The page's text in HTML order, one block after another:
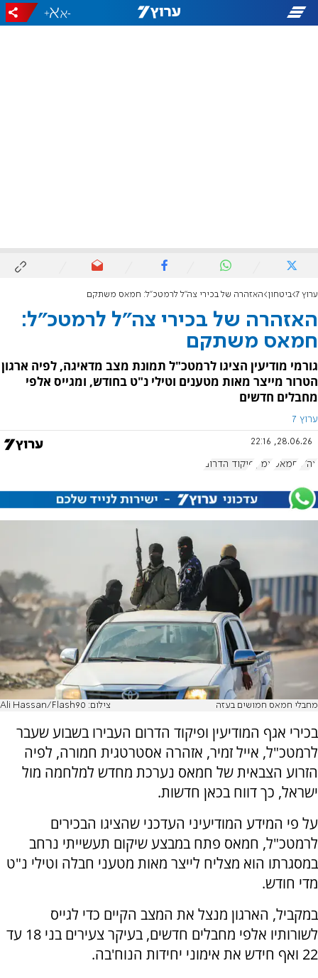
-
+
ערוץ 7 ביטחון האזהרה של בכירי צה"ל לרמטכ"ל: חמאס משתקם
האזהרה של בכירי צה"ל לרמטכ"ל:
חמאס משתקם
גורמי מודיעין הציגו לרמטכ"ל תמונת מצב מדאיגה, לפיה ארגון
הטרור מייצר מאות מטענים וטילי נ"ט בחודש, ומגייס אלפי
מחבלים חדשים
ערוץ 7
28.06.26, 22:16
צה"ל חמאס אמ"ן פיקוד הדרום
מחבלי חמאס חמושים בעזה צילום: Ali Hassan/Flash90
בכירי אגף המודיעין ופיקוד הדרום העבירו בשבוע שעבר
לרמטכ"ל, אייל זמיר, אזהרה אסטרטגית חמורה, לפיה
הזרוע הצבאית של חמאס נערכת מחדש למלחמה מול
ישראל, כך דווח בכאן חדשות.
על פי המידע המודיעיני העדכני שהציגו הבכירים
לרמטכ"ל, חמאס פתח במבצע שיקום תעשייתי נרחב
במסגרתו הוא מצליח לייצר מאות מטעני חבלה וטילי נ"ט
מדי חודש.
במקביל, הארגון מנצל את המצב הקיים כדי לגייס
לשורותיו אלפי מחבלים חדשים, בעיקר צעירים בני 18 עד
22 ואף חידש את אימוני יחידות הנוח'בה.